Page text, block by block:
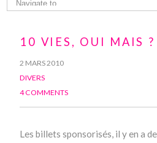
10 VIES, OUI MAIS ?
2 MARS 2010
DIVERS
4 COMMENTS
Les billets sponsorisés, il y en a